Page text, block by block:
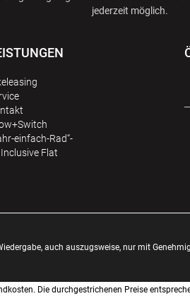
jederzeit möglich.
einfach-Rad“-
Flat
auch auszugsweise, nur mit
Die durchgestrichenen Preise